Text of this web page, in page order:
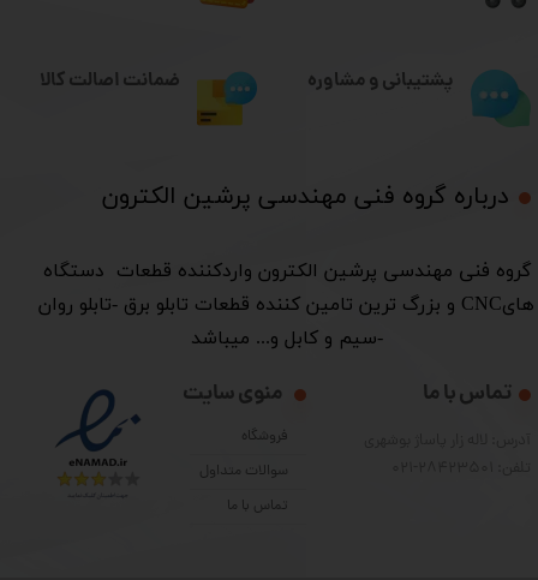
درباره گروه فنی مهندسی پرشین الکترون​​​​​​​
​گروه فنی مهندسی پرشین الکترون واردکننده قطعات دستگاه
هایCNC و بزرگ ترین تامین کننده قطعات تابلو برق -تابلو روان
-سیم و کابل و... میباشد
منوی سایت
فروشگاه
سوالات متداول
تماس با ما
تماس با ما
پشتیبانی و مشاوره ضمانت اصالت کالا